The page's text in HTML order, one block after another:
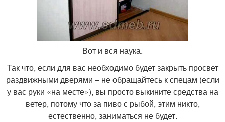
Вот и вся наука.
Так что, если для вас необходимо будет закрыть просвет
раздвижными дверями – не обращайтесь к спецам (если
у вас руки «на месте»), вы просто выкините средства на
ветер, потому что за пиво с рыбой, этим никто,
естественно, заниматься не будет.